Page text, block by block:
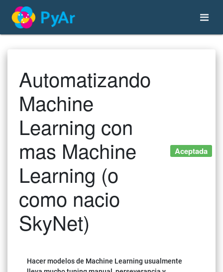
Automatizando
Machine
Learning con
mas Machine
Learning (o
como nacio
SkyNet)
Aceptada
Hacer modelos de Machine Learning usualmente